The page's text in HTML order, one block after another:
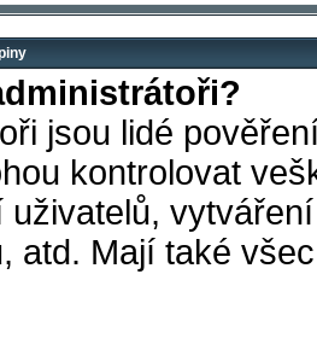
jsou lidé
kontrolovat
uživatelů,
atd. Mají také